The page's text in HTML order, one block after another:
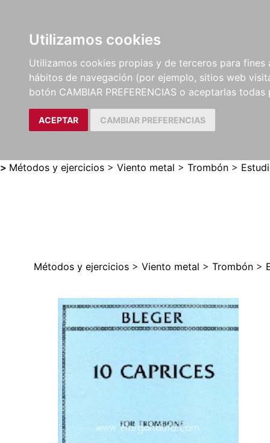
Utilizamos cookies
Utilizamos cookies propias y de terceros para
hábitos de navegación (por ejemplo, sitios web
botón CAMBIAR PREFERENCIAS o aceptarlas
ACEPTAR CAMBIAR PREFERENCIAS
LIBROS
MÉTODOS Y
EJERCICIOS
PARTITURAS Y
CRÍTICAS
> Métodos y ejercicios > Viento metal > Trombón >
Métodos y ejercicios > Viento metal > Trombón >